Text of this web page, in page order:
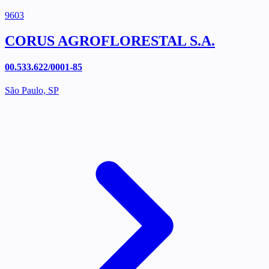
9603
CORUS AGROFLORESTAL S.A.
00.533.622/0001-85
São Paulo, SP